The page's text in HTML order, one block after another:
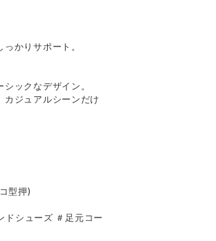
かりサポート。
ックなデザイン。
カジュアルシーンだけ
型押)
ドシューズ ＃足元コー